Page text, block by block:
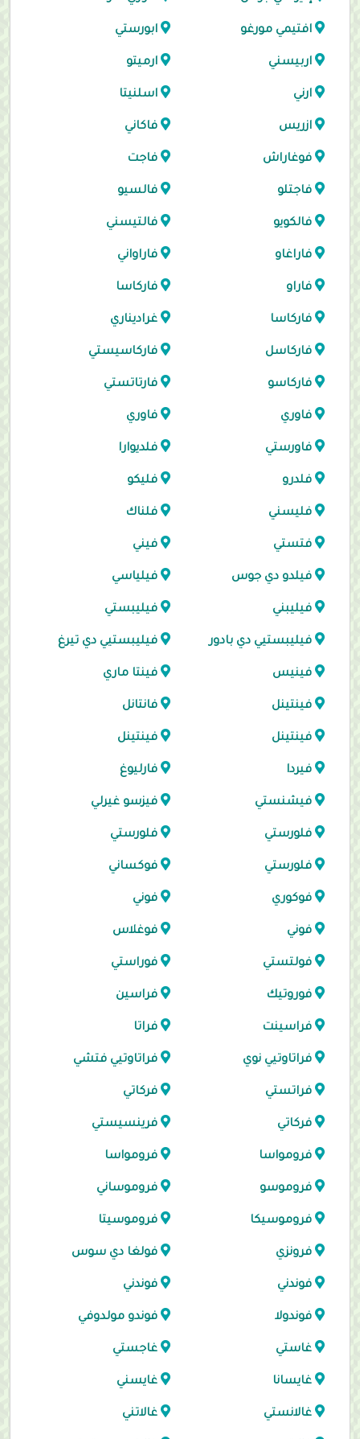
افتيمي مورغو ابورستي
اربيسني ارميتو
ارني اسلنيتا
ازريس فاكاني
فوغاراش فاجت
فاجتلو فالسيو
فالكويو فالتيسني
فاراغاو فاراواني
فاراو فاركاسا
فاركاسا غراديناري
فاركاسل فاركاسيستي
فاركاسو فارتاتستي
فاوري فاوري
فاورستي فلديوارا
فلدرو فليكو
فليسني فلناك
فتستي فيني
فيلدو دي جوس فيلياسي
فيليبني فيليبستي
فيليبستيي دي بادور فيليبستيي دي تيرغ
فينيس فينتا ماري
فينتينل فانتانل
فينتينل فينتينل
فيردا فارليوغ
فيشنستي فيزسو غيرلي
فلورستي فلورستي
فلورستي فوكساني
فوكوري فوني
فوني فوغلاس
فولتستي فوراستي
فوروتيك فراسين
فراسينت فراتا
فراتاوتيي نوي فراتاوتيي فتشي
فراتستي فركاتي
فركاتي فرينسيستي
فرومواسا فرومواسا
فروموسو فروموساني
فروموسيكا فروموسيتا
فرونزي فولغا دي سوس
فوندني فوندني
فوندولا فوندو مولدوفي
غاستي غاجستي
غايسانا غايسني
غالانستي غالاتني